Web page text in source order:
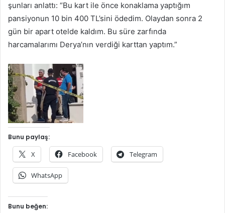
şunları anlattı: “Bu kart ile önce konaklama yaptığım
pansiyonun 10 bin 400 TL’sini ödedim. Olaydan sonra 2
gün bir apart otelde kaldım. Bu süre zarfında
harcamalarımı Derya’nın verdiği karttan yaptım.”
Bunu paylaş:
X Facebook Telegram
WhatsApp
Bunu beğen: